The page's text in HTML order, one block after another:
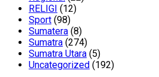
RELIGI (12)
Sport (98)
Sumatera (8)
Sumatra (274)
Sumatra Utara (5)
Uncategorized (192)